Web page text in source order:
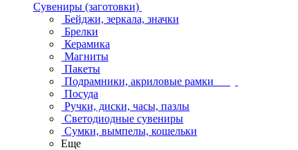
Сувениры (заготовки)
Бейджи, зеркала, значки
Брелки
Керамика
Магниты
Пакеты
Подрамники, акриловые рамки
Посуда
Ручки, диски, часы, пазлы
Светодиодные сувениры
Сумки, вымпелы, кошельки
Еще